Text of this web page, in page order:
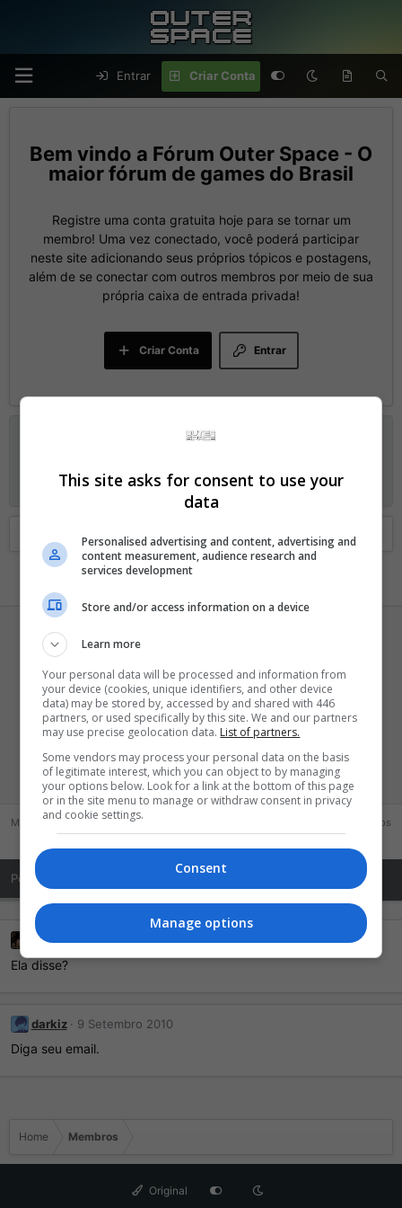
Entrar Criar Conta
Fórum Outer Space - O
maior fórum de games do Brasil
Registre uma conta gratuita hoje para se tornar um
membro! Uma vez conectado, você poderá participar
neste site adicionando seus próprios tópicos e postagens,
além de se conectar com outros membros por meio de sua
própria caixa de entrada privada!
Entrar
Criar Conta
Anunciando os planos GOLD no Fórum Outer Space
anúncios edois temas exclusivos. Veja os detalhesaqui.
JulianaCruz
Registrado 30 Agosto 2010
Visto pela última vez
26 Fevereiro 2011
Mensagens
0
Pontos
Posts de Perfil Sobre Mim
hyperedy
Ela disse?
darkiz 9 Setembro 2010
Diga seu email.
Home Membros
Original
This site asks for consent to use your
data
Personalised advertising and content, advertising and
content measurement, audience research and
services development
Store and/or access information on a device
Learn more
Your personal data will be processed and information from
your device (cookies, unique identifiers, and other device
data) may be stored by, accessed by and shared with 446
partners, or used specifically by this site. We and our partners
may use precise geolocation data. List of partners.
Some vendors may process your personal data on the basis
of legitimate interest, which you can object to by managing
your options below. Look for a link at the bottom of this page
or in the site menu to manage or withdraw consent in privacy
and cookie settings.
Consent
Manage options